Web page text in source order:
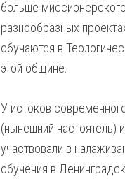
больше
разнообразных
обучаются в
этой общине.
У истоков
(нынешний настоятель)
участвовали в
обучения в